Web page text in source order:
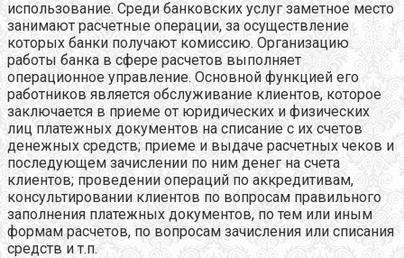
использование. Среди банковских услуг заметное место
занимают расчетные операции, за осуществление
которых банки получают комиссию. Организацию
работы банка в сфере расчетов выполняет
операционное управление. Основной функцией его
работников является обслуживание клиентов, которое
заключается в приеме от юридических и физических
лиц платежных документов на списание с их счетов
денежных средств; приеме и выдаче расчетных чеков и
последующем зачислении по ним денег на счета
клиентов; проведении операций по аккредитивам,
консультировании клиентов по вопросам правильного
заполнения платежных документов, по тем или иным
формам расчетов, по вопросам зачисления или списания
средств и т.п.